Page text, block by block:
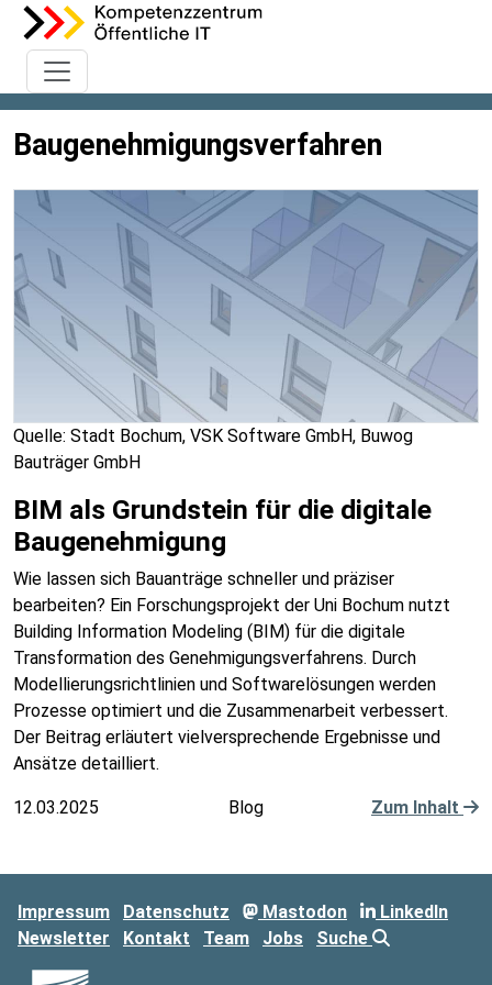
Baugenehmigungsverfahren
Quelle: Stadt Bochum, VSK Software GmbH, Buwog
Bauträger GmbH
BIM als Grundstein für die digitale
Baugenehmigung
Wie lassen sich Bauanträge schneller und präziser
bearbeiten? Ein Forschungsprojekt der Uni Bochum nutzt
Building Information Modeling (BIM) für die digitale
Transformation des Genehmigungsverfahrens. Durch
Modellierungsrichtlinien und Softwarelösungen werden
Prozesse optimiert und die Zusammenarbeit verbessert.
Der Beitrag erläutert vielversprechende Ergebnisse und
Ansätze detailliert.
12.03.2025 Blog Zum Inhalt
Impressum Datenschutz Mastodon
LinkedIn
Newsletter
Kontakt Team Jobs Suche